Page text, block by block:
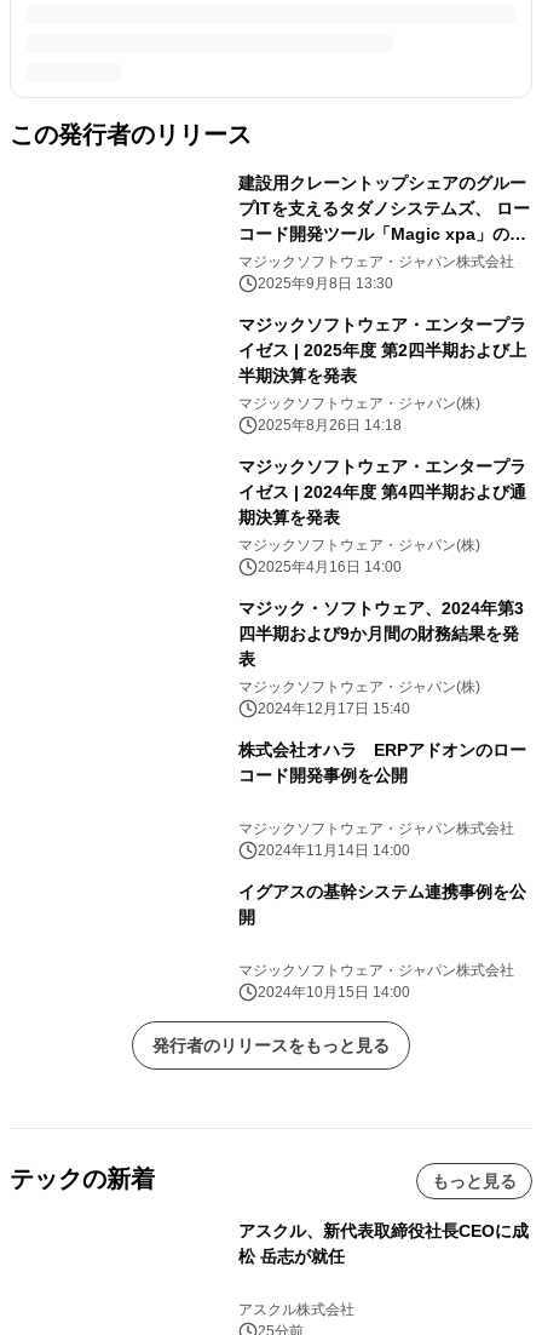
この発行者のリリース
建設用クレーントップシェアのグルー
プITを支えるタダノシステムズ、 ロー
コード開発ツール「Magic xpa」の最
新導入事例を公開
マジックソフトウェア・ジャパン株式会社
2025年9月8日 13:30
マジックソフトウェア・エンタープラ
イゼス | 2025年度 第2四半期および上
半期決算を発表
マジックソフトウェア・ジャパン(株)
2025年8月26日 14:18
マジックソフトウェア・エンタープラ
イゼス | 2024年度 第4四半期および通
期決算を発表
マジックソフトウェア・ジャパン(株)
2025年4月16日 14:00
マジック・ソフトウェア、2024年第3
四半期および9か月間の財務結果を発
表
マジックソフトウェア・ジャパン(株)
2024年12月17日 15:40
株式会社オハラ ERPアドオンのロー
コード開発事例を公開
マジックソフトウェア・ジャパン株式会社
2024年11月14日 14:00
イグアスの基幹システム連携事例を公
開
マジックソフトウェア・ジャパン株式会社
2024年10月15日 14:00
発行者のリリースをもっと見る
テックの新着 もっと見る
アスクル、新代表取締役社長CEOに成
松 岳志が就任
アスクル株式会社